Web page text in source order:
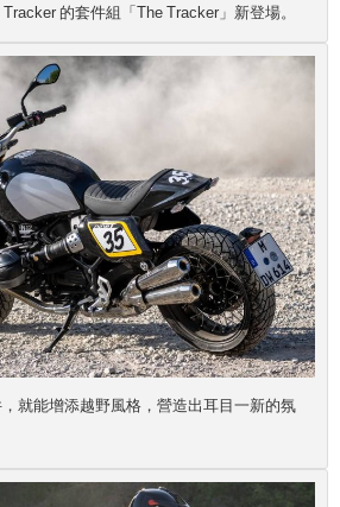
的套件組「The Tracker」新登場。
就能增添越野風格，營造出耳目一新的氛